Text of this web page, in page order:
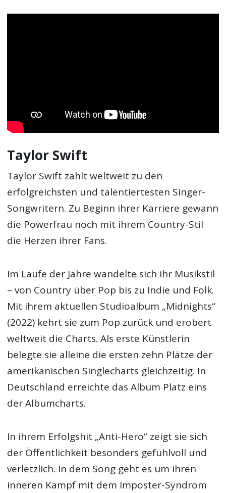
Taylor Swift
Taylor Swift zählt weltweit zu den
erfolgreichsten und talentiertesten Singer-
Songwritern. Zu Beginn ihrer Karriere gewann
die Powerfrau noch mit ihrem Country-Stil
die Herzen ihrer Fans.
Im Laufe der Jahre wandelte sich ihr Musikstil
– von Country über Pop bis zu Indie und Folk.
Mit ihrem aktuellen Studioalbum „Midnights“
(2022) kehrt sie zum Pop zurück und erobert
weltweit die Charts. Als erste Künstlerin
belegte sie alleine die ersten zehn Plätze der
amerikanischen Singlecharts gleichzeitig. In
Deutschland erreichte das Album Platz eins
der Albumcharts.
In ihrem Erfolgshit „Anti-Hero“ zeigt sie sich
der Öffentlichkeit besonders gefühlvoll und
verletzlich. In dem Song geht es um ihren
inneren Kampf mit dem Imposter-Syndrom